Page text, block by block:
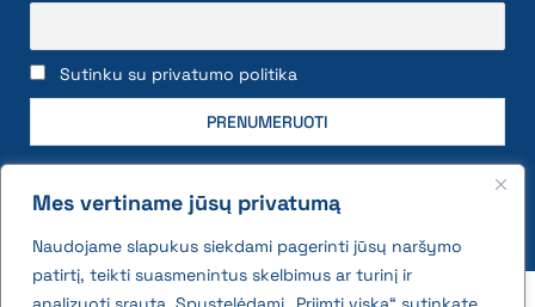
Mes vertiname jūsų privatumą
Naudojame slapukus siekdami pagerinti jūsų naršymo
patirtį, teikti suasmenintus skelbimus ar turinį ir
Sutinku su privatumo politika
2026 © All rights reserved | VĮ Žemės ūkio duomenų